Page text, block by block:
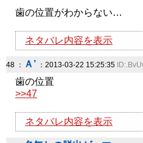
歯の位置がわからない…
ネタバレ内容を表示
48 ： Ａ’ ：2013-03-22 15:25:35
歯の位置
>>47
ネタバレ内容を表示